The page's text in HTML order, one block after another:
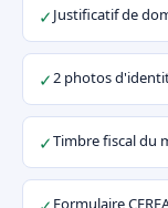
✓Justificatif de
✓2 photos
✓Timbre fiscal du
Formulaire